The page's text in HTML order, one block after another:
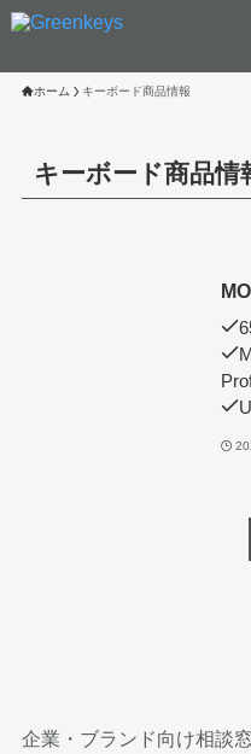
ホーム キーボード商品情報
キーボード商品情
企業・ブランド向け相談